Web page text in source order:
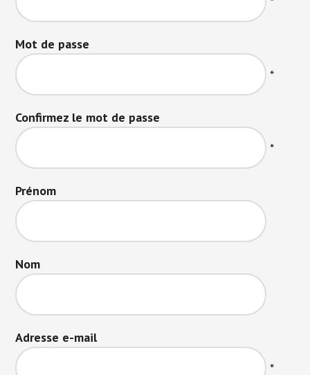
Mot de passe
*
Confirmez le mot de passe
*
Prénom
Nom
Adresse e-mail
*